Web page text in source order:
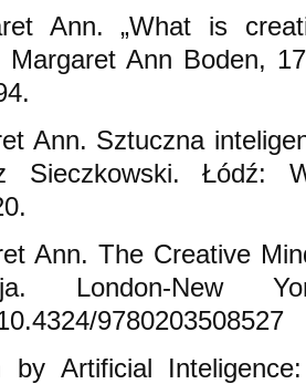
Ann. „What is
Margaret Ann Boden,
Ann. Sztuczna
Sieczkowski. Łódź:
Ann. The Creative
London-New
9780203508527
by Artificial